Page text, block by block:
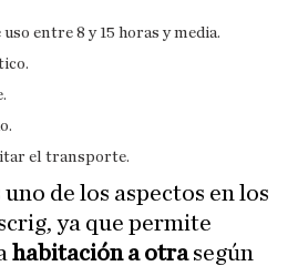
entre 8 y 15 horas y media.
el transporte.
de los aspectos en los
ya que permite
habitación a otrasegún